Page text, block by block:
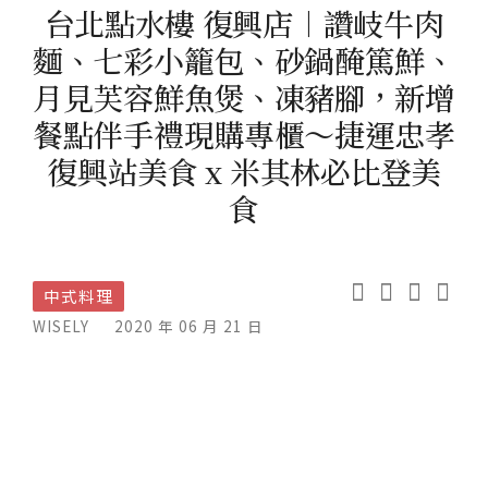
台北點水樓 復興店︱讚岐牛肉
麵、七彩小籠包、砂鍋醃篤鮮、
月見芙容鮮魚煲、凍豬腳，新增
餐點伴手禮現購專櫃～捷運忠孝
復興站美食 x 米其林必比登美
食
中式料理
WISELY 2020 年 06 月 21 日